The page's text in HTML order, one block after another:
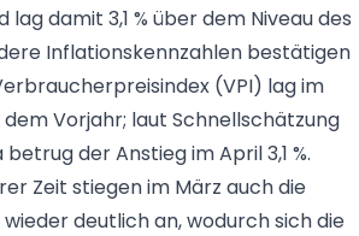
damit 3,1 % über dem Niveau des
Inflationskennzahlen bestätigen
(VPI) lag im
dem Vorjahr; laut Schnellschätzung
der Anstieg im April 3,1 %.
Zeit stiegen im März auch die
deutlich an, wodurch sich die